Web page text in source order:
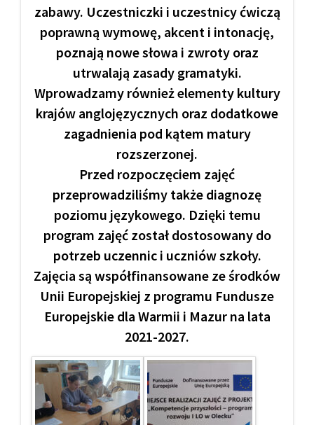
zabawy. Uczestniczki i uczestnicy ćwiczą
poprawną wymowę, akcent i intonację,
poznają nowe słowa i zwroty oraz
utrwalają zasady gramatyki.
Wprowadzamy również elementy kultury
krajów anglojęzycznych oraz dodatkowe
zagadnienia pod kątem matury
rozszerzonej.
Przed rozpoczęciem zajęć
przeprowadziliśmy także diagnozę
poziomu językowego. Dzięki temu
program zajęć został dostosowany do
potrzeb uczennic i uczniów szkoły.
Zajęcia są współfinansowane ze środków
Unii Europejskiej z programu Fundusze
Europejskie dla Warmii i Mazur na lata
2021-2027.